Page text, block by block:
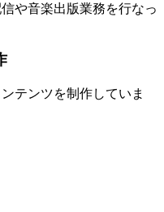
や音楽出版業務を行なっ
テンツを制作していま